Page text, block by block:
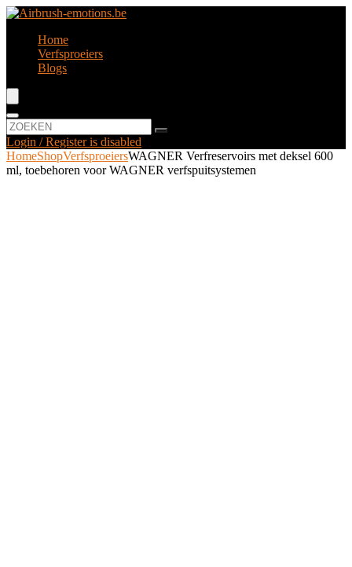
Home
Verfsproeiers
Blogs
Login / Register is disabled
HomeShopVerfsproeiersWAGNER Verfreservoirs met deksel 600
ml, toebehoren voor WAGNER verfspuitsystemen